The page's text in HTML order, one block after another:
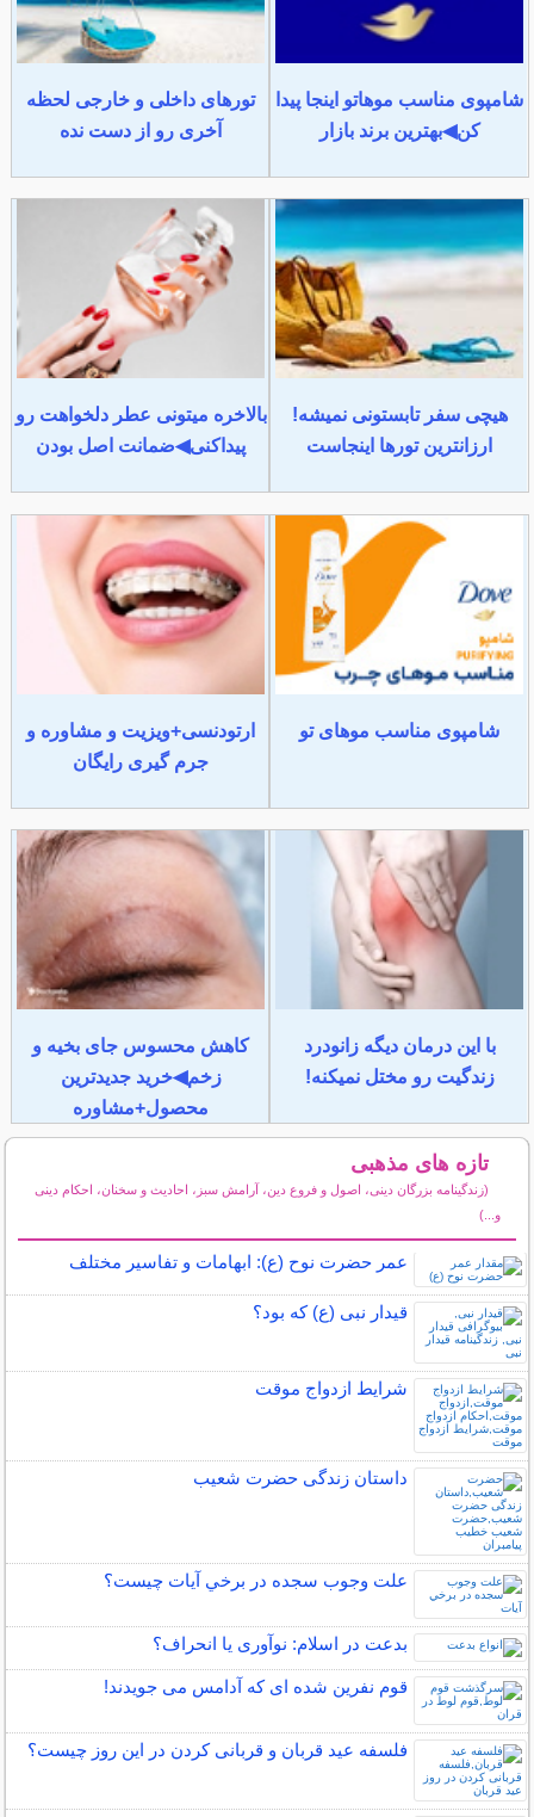
شامپوی مناسب موهاتو اینجا پیدا
کن◀بهترین برند بازار
تورهای داخلی و خارجی لحظه
آخری رو از دست نده
هیچی سفر تابستونی نمیشه!
ارزانترین تورها اینجاست
بالاخره میتونی عطر دلخواهت رو
پیداکنی◀ضمانت اصل بودن
شامپوی مناسب موهای تو
ارتودنسی+ویزیت و مشاوره و
جرم گیری رایگان
با این درمان دیگه زانودرد
زندگیت رو مختل نمیکنه!
کاهش محسوس جای بخیه و
زخم◀خرید جدیدترین
محصول+مشاوره
تازه های مذهبی
(زندگینامه بزرگان دینی، اصول و فروع دین، آرامش سبز، احادیث و سخنان، احکام دینی
و...)
عمر حضرت نوح (ع): ابهامات و تفاسیر مختلف
قیدار نبی (ع) که بود؟
شرایط ازدواج موقت
داستان زندگی حضرت شعیب
علت وجوب سجده در برخي آيات چيست؟
بدعت در اسلام: نوآوری یا انحراف؟
قوم نفرین شده ای که آدامس می جویدند!
فلسفه عید قربان و قربانی کردن در این روز چیست؟